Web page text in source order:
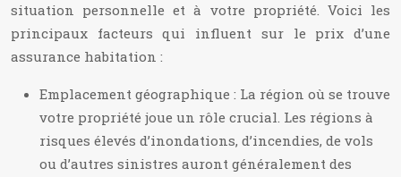
situation personnelle et à votre propriété. Voici les
principaux facteurs qui influent sur le prix d’une
assurance habitation :
Emplacement géographique : La région où se trouve
votre propriété joue un rôle crucial. Les régions à
risques élevés d’inondations, d’incendies, de vols
ou d’autres sinistres auront généralement des